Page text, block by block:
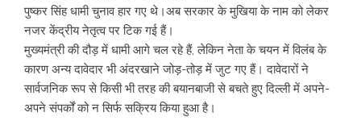
पुष्कर सिंह धामी चुनाव हार गए थे।अब सरकार के मुखिया के नाम को लेकर
नजर केंद्रीय नेतृत्व पर टिक गई हैं।
मुख्यमंत्री की दौड़ में धामी आगे चल रहे हैं, लेकिन नेता के चयन में विलंब के
कारण अन्य दावेदार भी अंदरखाने जोड़-तोड़ में जुट गए हैं। दावेदारों ने
सार्वजनिक रूप से किसी भी तरह की बयानबाजी से बचते हुए दिल्ली में अपने-
अपने संपर्कों को न सिर्फ सक्रिय किया हुआ है।